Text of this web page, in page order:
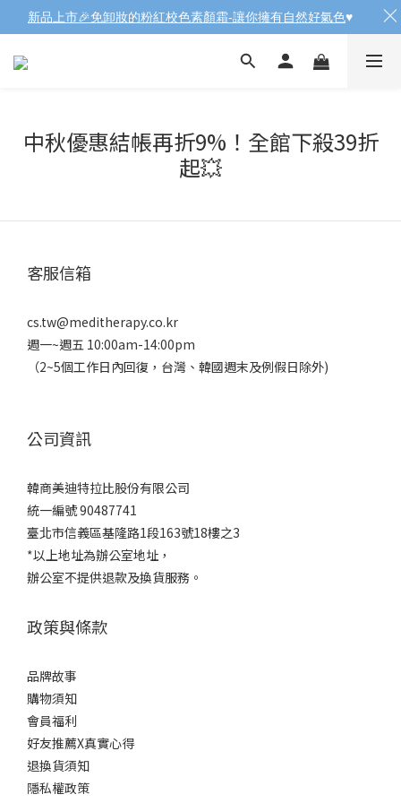
中秋優惠結帳再折9%！全館下殺39折
起💥
客服信箱
cs.tw@meditherapy.co.kr
週一~週五 10:00am-14:00pm
（2~5個工作日內回復，台灣、韓國週末及例假日除外)
公司資訊
韓商美迪特拉比股份有限公司
統一編號 90487741
臺北市信義區基隆路1段163號18樓之3
*以上地址為辦公室地址，
辦公室不提供退款及換貨服務。
政策與條款
品牌故事
購物須知
會員福利
好友推薦X真實心得
退換貨須知
隱私權政策
新品上市🎉免卸妝的粉紅校色素顏霜-讓你擁有自然好氣色♥️